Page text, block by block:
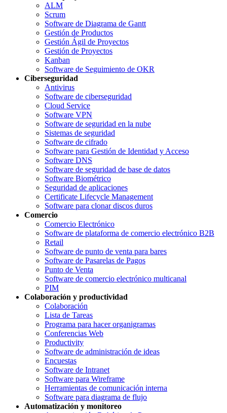
ALM
Scrum
Software de Diagrama de Gantt
Gestión de Productos
Gestión Ágil de Proyectos
Gestión de Proyectos
Kanban
Software de Seguimiento de OKR
Ciberseguridad
Antivirus
Software de ciberseguridad
Cloud Service
Software VPN
Software de seguridad en la nube
Sistemas de seguridad
Software de cifrado
Software para Gestión de Identidad y Acceso
Software DNS
Software de seguridad de base de datos
Software Biométrico
Seguridad de aplicaciones
Certificate Lifecycle Management
Software para clonar discos duros
Comercio
Comercio Electrónico
Software de plataforma de comercio electrónico B2B
Retail
Software de punto de venta para bares
Software de Pasarelas de Pagos
Punto de Venta
Software de comercio electrónico multicanal
PIM
Colaboración y productividad
Colaboración
Lista de Tareas
Programa para hacer organigramas
Conferencias Web
Productivity
Software de administración de ideas
Encuestas
Software de Intranet
Software para Wireframe
Herramientas de comunicación interna
Software para diagrama de flujo
Automatización y monitoreo